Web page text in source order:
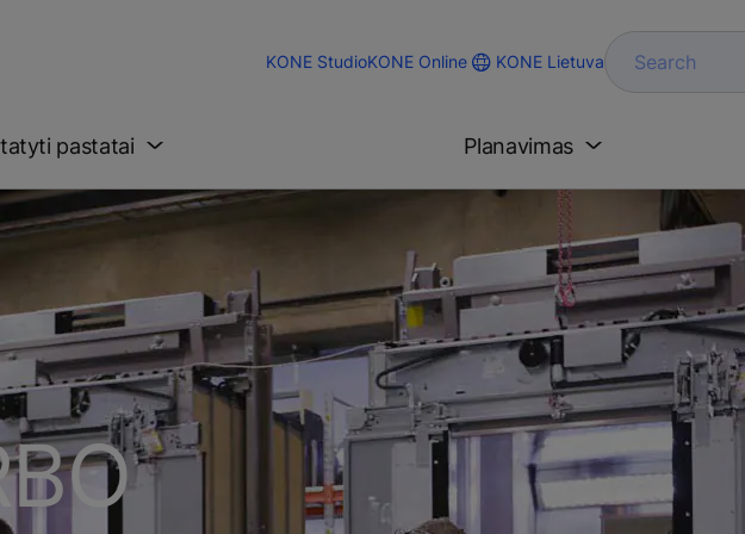
KONE StudioKONE Online KONE Lietuva Search
pastatai Planavimas